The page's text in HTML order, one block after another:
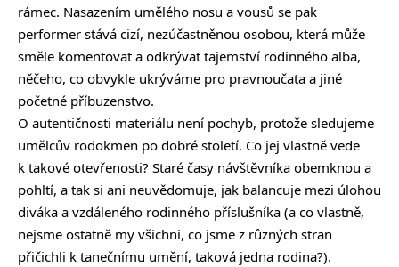
rámec. Nasazením umělého nosu a vousů se pak
performer stává cizí, nezúčastněnou osobou, která může
směle komentovat a odkrývat tajemství rodinného alba,
něčeho, co obvykle ukrýváme pro pravnoučata a jiné
početné příbuzenstvo.
O autentičnosti materiálu není pochyb, protože sledujeme
umělcův rodokmen po dobré století. Co jej vlastně vede
k takové otevřenosti? Staré časy návštěvníka obemknou a
pohltí, a tak si ani neuvědomuje, jak balancuje mezi úlohou
diváka a vzdáleného rodinného příslušníka (a co vlastně,
nejsme ostatně my všichni, co jsme z různých stran
přičichli k tanečnímu umění, taková jedna rodina?).